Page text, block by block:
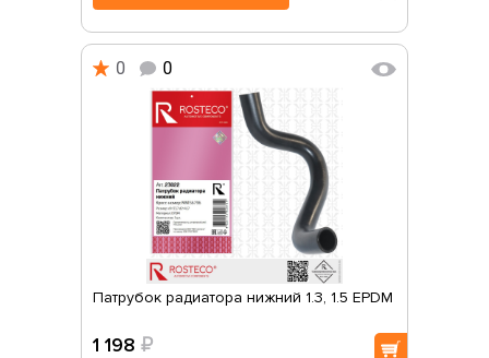
0 0
Патрубок радиатора нижний 1.3, 1.5 EPDM
1 198 ₽